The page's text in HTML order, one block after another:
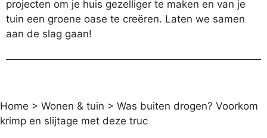
projecten om je huis gezelliger te maken en van je
tuin een groene oase te creëren. Laten we samen
aan de slag gaan!
Home > Wonen & tuin > Was buiten drogen? Voorkom
krimp en slijtage met deze truc